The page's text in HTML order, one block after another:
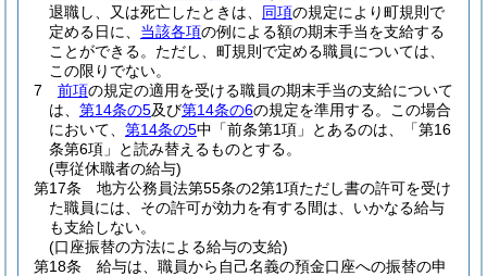
退職し、又は死亡したときは、 同項の規定により町規則で
定める日に、 当該各項の例による額の期末手当を支給する
ことができる。 ただし、町規則で定める職員については、
この限りでない。
7
前項の規定の適用を受ける職員の期末手当の支給について
は、 第14条の5及び第14条の6の規定を準用する。
この場合
において、 第14条の5中「前条第1項」とあるのは、「第16
条第6項」と読み替えるものとする。
(専従休職者の給与)
第17条
地方公務員法第55条の2第1項ただし書の許可を受け
た職員には、その許可が効力を有する間は、いかなる給与
も支給しない。
(口座振替の方法による給与の支給)
第18条
給与は、職員から自己名義の預金口座への振替の申